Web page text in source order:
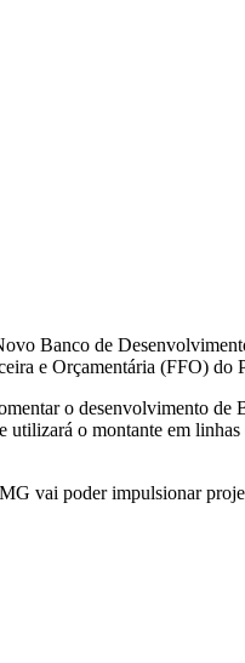
Banco de
e Orçamentária (FFO) do
o desenvolvimento
o montante em linhas
vai poder impulsionar